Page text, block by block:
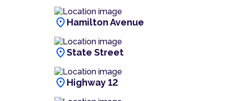
location_on Hamilton Avenue
location_onState Street
location_on Highway 12